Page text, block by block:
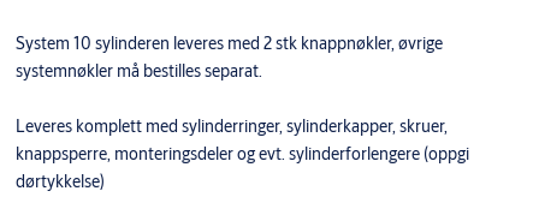
System 10 sylinderen leveres med 2 stk knappnøkler, øvrige
systemnøkler må bestilles separat.
Leveres komplett med sylinderringer, sylinderkapper, skruer,
knappsperre, monteringsdeler og evt. sylinderforlengere (oppgi
dørtykkelse)